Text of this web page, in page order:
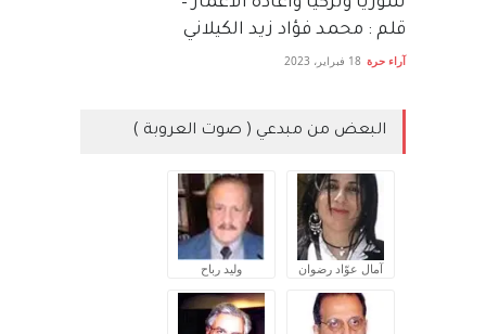
قلم : محمد فؤاد زيد الكيلاني
آراء حرة 18 فبراير، 2023
البعض من مبدعي ( صوت العروبة )
آمال عوّاد رضوان وليد رباح